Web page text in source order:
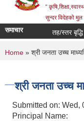
“
सुन्दर विदेहको मुल
समाचार तह/स्तर बृद्धि
You are
Home » श्री जनता उच्च
श्री जनता उच्च
Submitted on: Wed,
Principal Name: